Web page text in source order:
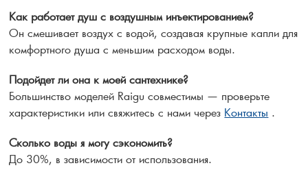
Как работает душ с воздушным инъектированием?
Он смешивает воздух с водой, создавая крупные капли для
комфортного душа с меньшим расходом воды.
Подойдет ли она к моей сантехнике?
Большинство моделей Raigu совместимы — проверьте
характеристики или свяжитесь с нами через Контакты .
Сколько воды я могу сэкономить?
До 30%, в зависимости от использования.